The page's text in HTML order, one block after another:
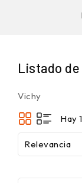
Listado
Vichy
Hay
Relevancia